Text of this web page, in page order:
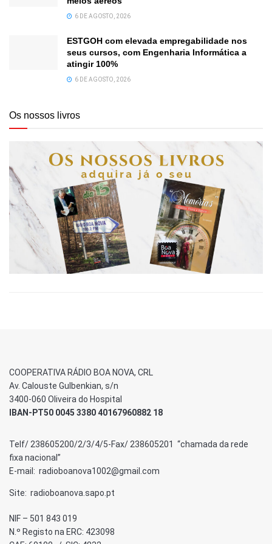
6 DE AGOSTO, 2026
ESTGOH com elevada empregabilidade nos
seus cursos, com Engenharia Informática a
atingir 100%
6 DE AGOSTO, 2026
Os nossos livros
COOPERATIVA RÁDIO BOA NOVA, CRL
Av. Calouste Gulbenkian, s/n
3400-060 Oliveira do Hospital
IBAN-PT50 0045 3380 40167960882 18
Telf/ 238605200/2/3/4/5-Fax/ 238605201 “chamada da rede
fixa nacional”
E-mail: radioboanova1002@gmail.com
Site: radioboanova.sapo.pt
NIF – 501 843 019
N.º Registo na ERC: 423098